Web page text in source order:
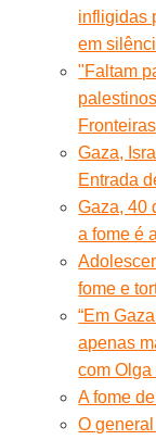
infligidas
em
"Faltam
Fronteiras
Gaza,
Entrada
Gaza, 40
a fome é
fome e
“Em
apenas
com
A fome
O